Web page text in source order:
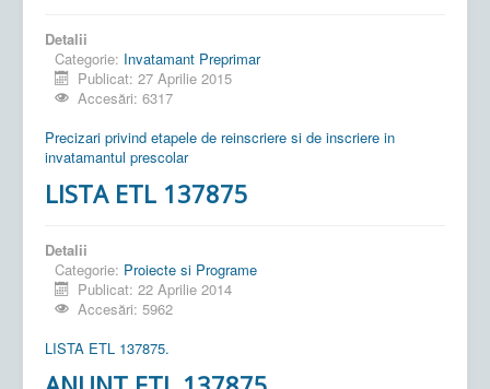
Detalii
Categorie: Invatamant Preprimar
Publicat: 27 Aprilie 2015
Accesări: 6317
Precizari privind etapele de reinscriere si de inscriere in
invatamantul prescolar
LISTA ETL 137875
Detalii
Categorie: Proiecte si Programe
Publicat: 22 Aprilie 2014
Accesări: 5962
LISTA ETL 137875.